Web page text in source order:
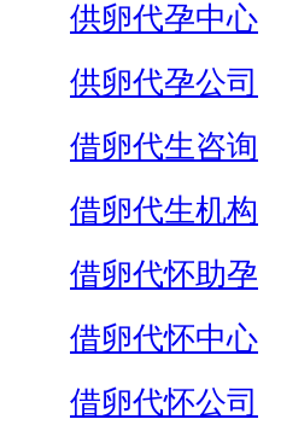
供卵代孕中心
供卵代孕公司
借卵代生咨询
借卵代生机构
借卵代怀助孕
借卵代怀中心
借卵代怀公司